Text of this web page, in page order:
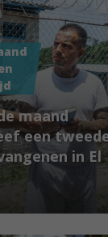
maand
een
in El